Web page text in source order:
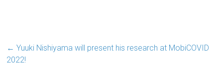
← Yuuki Nishiyama will present his research at MobiCOVID
2022!